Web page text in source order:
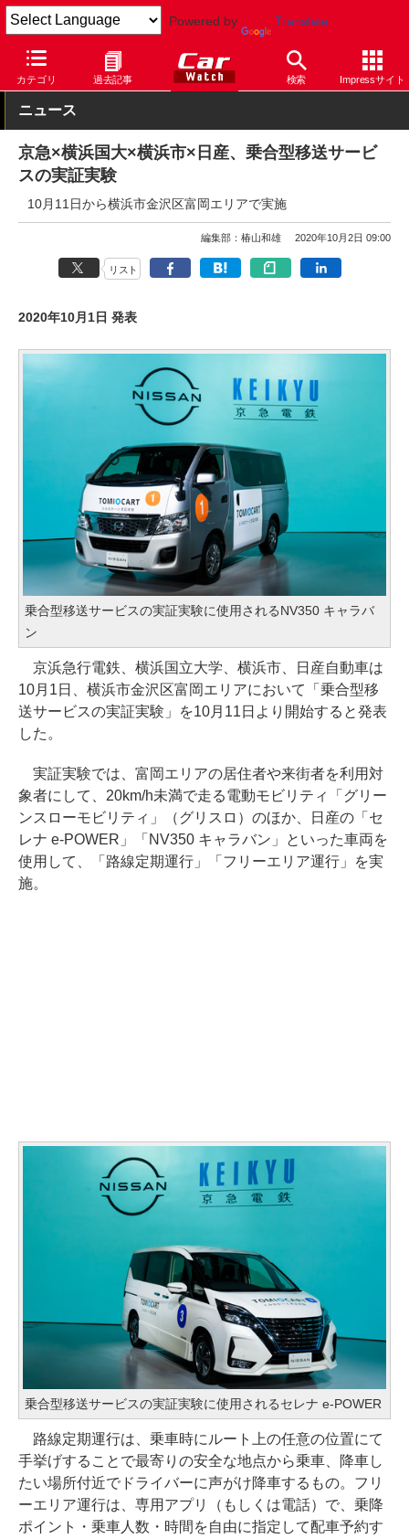
Powered by Translate
カテゴリ 過去記事 検索 Impressサイト
Car Watch 自動車 セレナ
ニュース
京急×横浜国大×横浜市×日産、乗合型移送サービ
スの実証実験
10月11日から横浜市金沢区富岡エリアで実施
編集部：椿山和雄 2020年10月2日 09:00
リスト
2020年10月1日 発表
乗合型移送サービスの実証実験に使用されるNV350 キャラバ
ン
京浜急行電鉄、横浜国立大学、横浜市、日産自動車は
10月1日、横浜市金沢区富岡エリアにおいて「乗合型移
送サービスの実証実験」を10月11日より開始すると発表
した。
実証実験では、富岡エリアの居住者や来街者を利用対
象者にして、20km/h未満で走る電動モビリティ「グリー
ンスローモビリティ」（グリスロ）のほか、日産の「セ
レナ e-POWER」「NV350 キャラバン」といった車両を
使用して、「路線定期運行」「フリーエリア運行」を実
施。
乗合型移送サービスの実証実験に使用されるセレナ e-POWER
路線定期運行は、乗車時にルート上の任意の位置にて
手挙げすることで最寄りの安全な地点から乗車、降車し
たい場所付近でドライバーに声がけ降車するもの。フリ
ーエリア運行は、専用アプリ（もしくは電話）で、乗降
ポイント・乗車人数・時間を自由に指定して配車予約す